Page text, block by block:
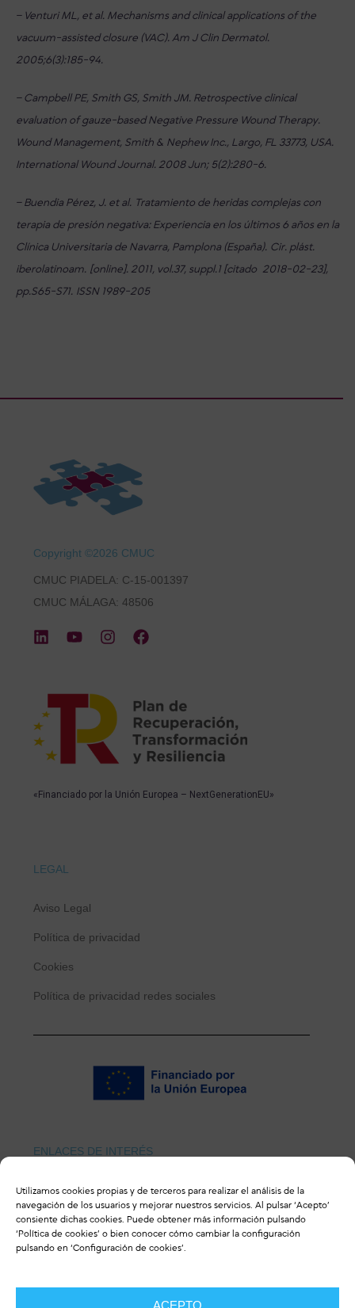
Utilizamos cookies propias y de terceros para realizar el análisis de la
navegación de los usuarios y mejorar nuestros servicios. Al pulsar ‘Acepto’
consiente dichas cookies. Puede obtener más información pulsando
‘Política de cookies’ o bien conocer cómo cambiar la configuración
pulsando en ‘Configuración de cookies’.
ACEPTO
– Venturi ML, et al. Mechanisms and clinical applications of the
vacuum-assisted closure (VAC). Am J Clin Dermatol.
2005;6(3):185-94.
– Campbell PE, Smith GS, Smith JM. Retrospective clinical
evaluation of gauze-based Negative Pressure Wound Therapy.
Wound Management, Smith & Nephew Inc., Largo, FL 33773, USA.
International Wound Journal. 2008 Jun; 5(2):280-6.
– Buendia Pérez, J. et al. Tratamiento de heridas complejas con
terapia de presión negativa: Experiencia en los últimos 6 años en la
Clínica Universitaria de Navarra, Pamplona (España). Cir. plást.
iberolatinoam. [online]. 2011, vol.37, suppl.1 [citado 2018-02-23],
pp.S65-S71. ISSN 1989-205
Copyright ©2026 CMUC
CMUC PIADELA: C-15-001397
CMUC MÁLAGA: 48506
«Financiado por la Unión Europea – NextGenerationEU»
LEGAL
Aviso Legal
Política de privacidad
Cookies
Política de privacidad redes sociales
ENLACES DE INTERÉS
Revista ulceras.info
CONTACTO